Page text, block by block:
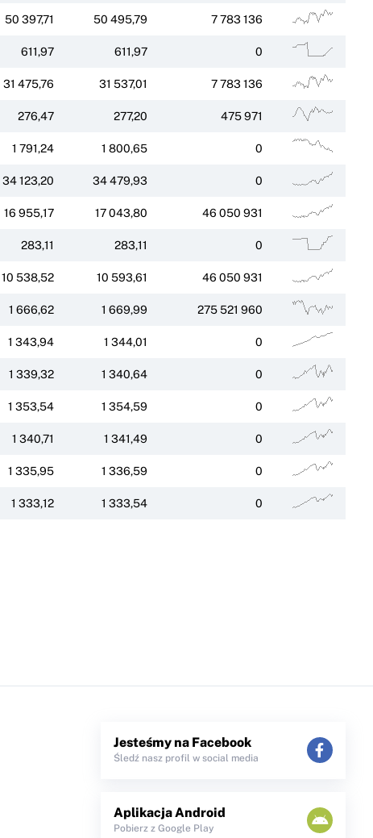
50 397,71 50 495,79 7 783 136
611,97 611,97 0
31 475,76 31 537,01 7 783 136
276,47 277,20 475 971
1 791,24 1 800,65 0
34 123,20 34 479,93 0
16 955,17 17 043,80 46 050 931
283,11 283,11 0
10 538,52 10 593,61 46 050 931
1 666,62 1 669,99 275 521 960
1 343,94 1 344,01 0
1 339,32 1 340,64 0
1 353,54 1 354,59 0
1 340,71 1 341,49 0
1 335,95 1 336,59 0
1 333,12 1 333,54 0
Jesteśmy na Facebook
Śledź nasz profil w social media
Aplikacja Android
Pobierz z Google Play